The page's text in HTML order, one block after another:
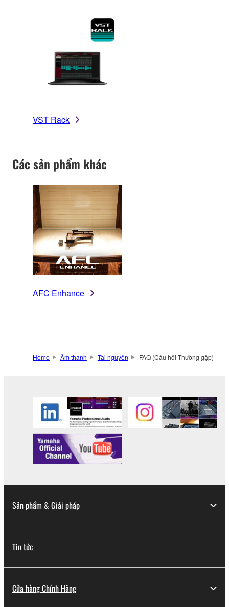
VST Rack
Các sản phẩm khác
AFC Enhance
Home Âm thanh Tài nguyên FAQ (Câu hỏi Thường gặp)
Sản phẩm & Giải pháp
Tin tức
Cửa hàng Chính Hãng